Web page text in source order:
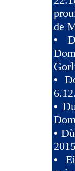
de
•
•
•
•
•